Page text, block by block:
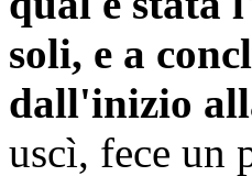
soli, e a
dall'inizio
uscì, fece un